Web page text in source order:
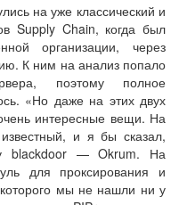
на уже классический и
Supply Chain, когда был
организации, через
К ним на анализ попало
поэтому полное
«Но даже на этих двух
интересные вещи. На
и я бы сказал,
blackdoor — Okrum. На
для проксирования и
мы не нашли ни у